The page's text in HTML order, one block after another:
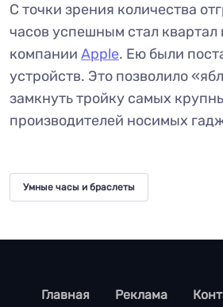
С точки зрения количества
часов успешным стал квартал
компании Apple. Ею были
устройств. Это позволило
замкнуть тройку самых
производителей носимых
Умные часы и браслеты
footer
Главная Реклама